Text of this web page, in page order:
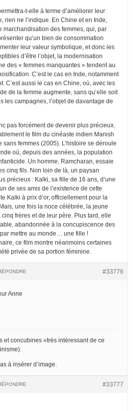
t-elle à terme d’améliorer leur
rien ne l’indique. En Chine et en Inde,
marchandisation des femmes, qui, par
qu’un bien de consommation
leur valeur symbolique, et donc les
d’être l’objet, la modernisation
des « femmes manquantes » tendent au
C’est le cas en Inde, notamment
C’est aussi le cas en Chine, où, avec les
de la femme augmente, sans qu’elle soit
les campagnes, l’objet de davantage de
pas forcément de devenir plus précieux.
le film du cinéaste indien Manish
femmes (2005). L’histoire se déroule
où, depuis des années, la population
Un homme, Ramcharan, essaie
cinq fils. Non loin de là, un paysan
précieux : Kalki, sa fille de 16 ans, d’une
de ses amis de l’existence de cette
Kalki à prix d’or, officiellement pour la
une fois la noce célébrée, la jeune
frères et de leur père. Plus tard, elle
abandonnée à la concupiscence des
mettre au monde… une fille !
ce film montre néanmoins certaines
privée de sa portion féminine.
#33776
Anne
et concubines »très intéressant de ce
à insérer d’image.
#33777